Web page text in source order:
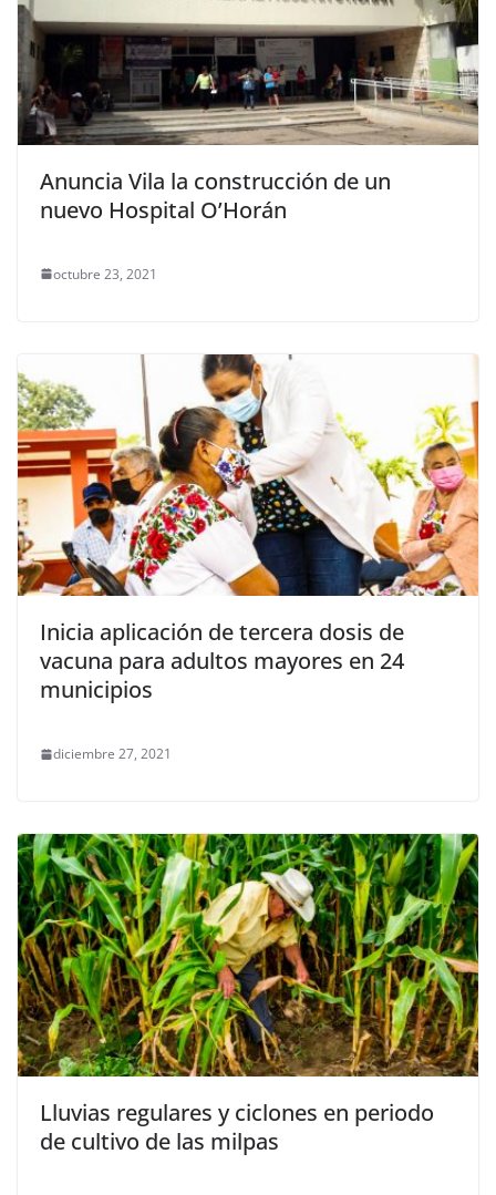
Anuncia Vila la construcción de un
nuevo Hospital O’Horán
octubre 23, 2021
Inicia aplicación de tercera dosis de
vacuna para adultos mayores en 24
municipios
diciembre 27, 2021
Lluvias regulares y ciclones en periodo
de cultivo de las milpas